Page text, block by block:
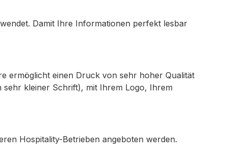
Damit Ihre Informationen perfekt lesbar
ermöglicht einen Druck von sehr hoher Qualität
sehr kleiner Schrift), mit Ihrem Logo, Ihrem
Hospitality-Betrieben angeboten werden.